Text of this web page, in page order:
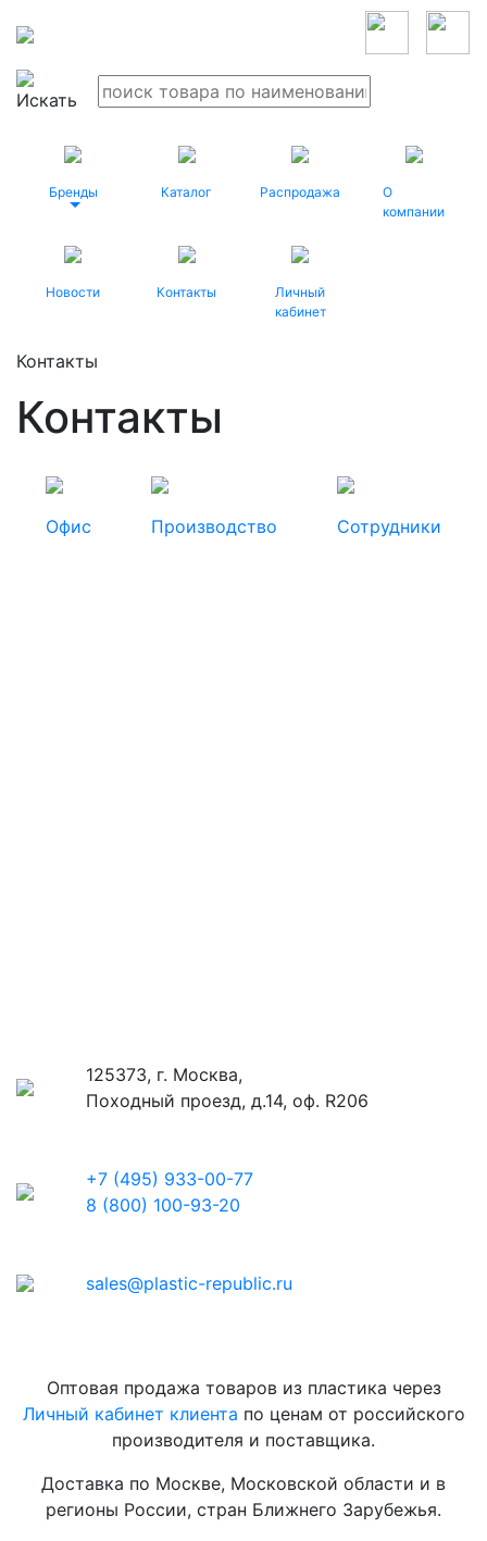
Бренды Каталог Распродажа
О
компании
Новости Контакты
Личный
кабинет
Контакты
Контакты
Офис Производство Сотрудники
125373, г. Москва,
Походный проезд, д.14, оф. R206
+7 (495) 933-00-77
8 (800) 100-93-20
sales@plastic-republic.ru
Оптовая продажа товаров из пластика через
Личный кабинет клиента по ценам от российского
производителя и поставщика.
Доставка по Москве, Московской области и в
регионы России, стран Ближнего Зарубежья.